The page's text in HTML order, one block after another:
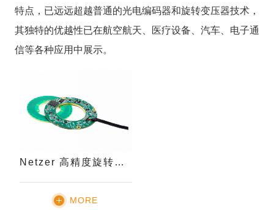
特点，已远远超越普通的光电编码器和旋转变压器技术，
其独特的优越性已在航空航天、医疗设备、汽车、电子通
信等各种应用中展示。
Netzer 高精度旋转编码器
MORE